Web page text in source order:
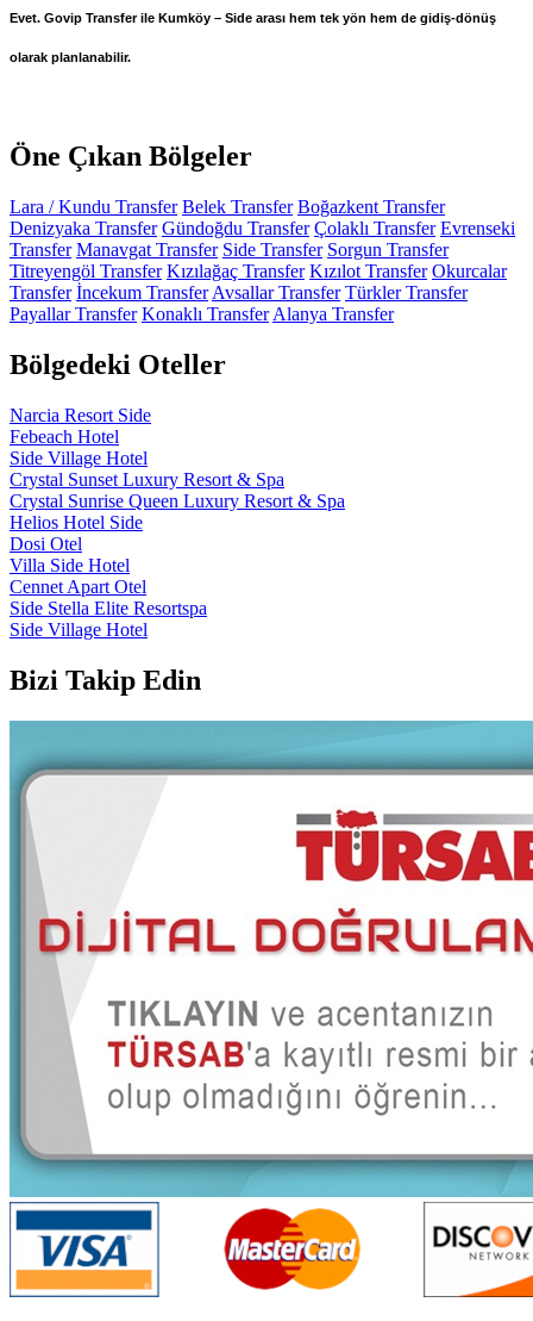
Evet. Govip Transfer ile Kumköy – Side arası hem tek yön hem de gidiş-dönüş
olarak planlanabilir.
Öne Çıkan Bölgeler
Lara / Kundu Transfer Belek Transfer Boğazkent Transfer
Denizyaka Transfer Gündoğdu Transfer Çolaklı Transfer Evrenseki
Transfer Manavgat Transfer Side Transfer Sorgun Transfer
Titreyengöl Transfer Kızılağaç Transfer Kızılot Transfer Okurcalar
Transfer İncekum Transfer Avsallar Transfer Türkler Transfer
Payallar Transfer Konaklı Transfer Alanya Transfer
Bölgedeki Oteller
Narcia Resort Side
Febeach Hotel
Side Village Hotel
Crystal Sunset Luxury Resort & Spa
Crystal Sunrise Queen Luxury Resort & Spa
Helios Hotel Side
Dosi Otel
Villa Side Hotel
Cennet Apart Otel
Side Stella Elite Resortspa
Side Village Hotel
Bizi Takip Edin